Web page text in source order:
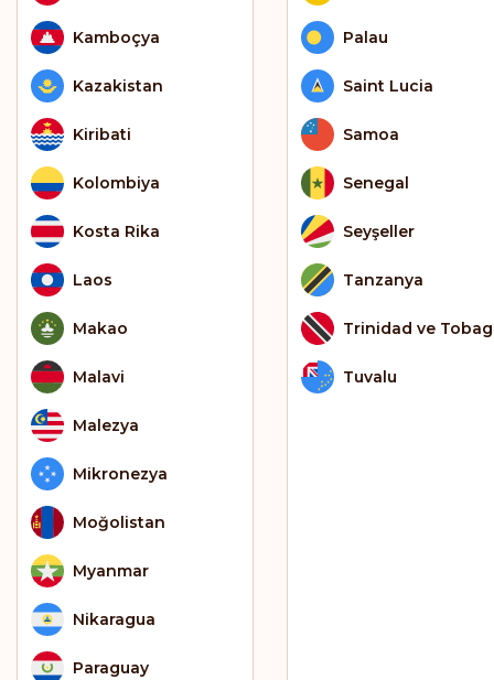
Kamboçya
Kazakistan
Kiribati
Kolombiya
Kosta Rika
Laos
Makao
Malavi
Malezya
Mikronezya
Moğolistan
Myanmar
Nikaragua
Paraguay
Palau
Saint Lucia
Samoa
Senegal
Seyşeller
Tanzanya
Trinidad ve
Tuvalu